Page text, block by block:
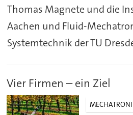
Thomas Magnete und die
Aachen und Fluid-
Systemtechnik der TU
Vier Firmen – ein Ziel